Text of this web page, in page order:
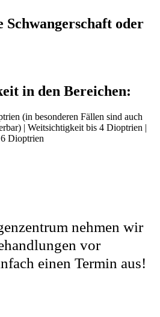
Schwangerschaft oder
in den Bereichen:
(in besonderen Fällen sind auch
| Weitsichtigkeit bis 4 Dioptrien |
Dioptrien
nehmen wir
vor
einen Termin aus!